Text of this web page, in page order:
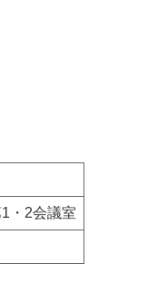
・2会議室